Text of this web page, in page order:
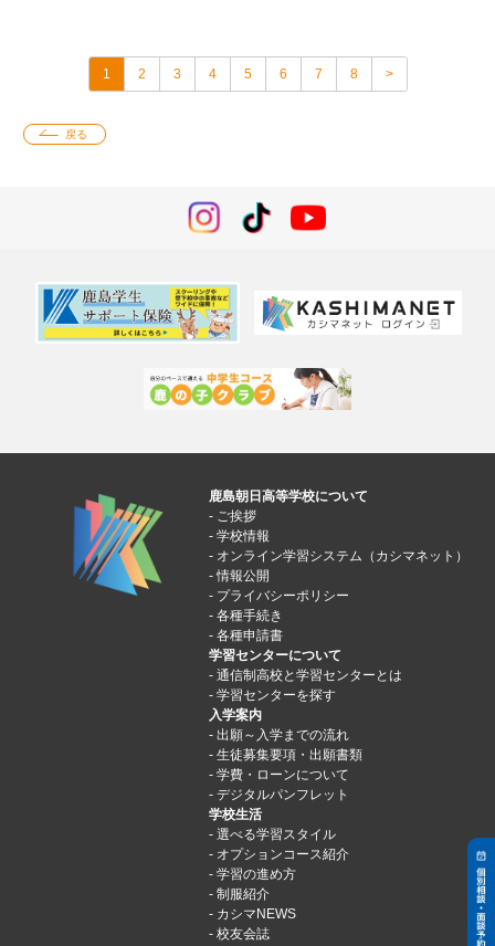
1 2 3 4 5 6 7 8 >
戻る
鹿島朝日高等学校について
ご挨拶
学校情報
オンライン学習システム（カシマネット）
情報公開
プライバシーポリシー
各種手続き
各種申請書
学習センターについて
通信制高校と学習センターとは
学習センターを探す
入学案内
出願～入学までの流れ
生徒募集要項・出願書類
学費・ローンについて
デジタルパンフレット
学校生活
選べる学習スタイル
オプションコース紹介
学習の進め方
制服紹介
カシマNEWS
校友会誌